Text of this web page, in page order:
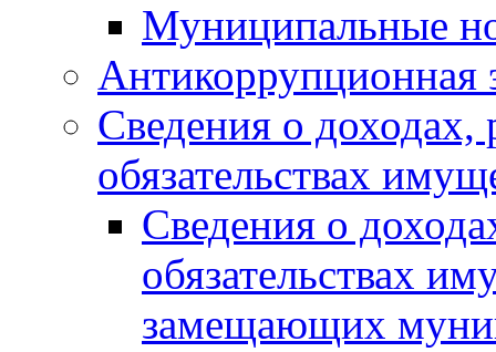
Муниципальные
Антикоррупционная
Сведения о доходах,
обязательствах
Сведения о
обязательствах
замещающих